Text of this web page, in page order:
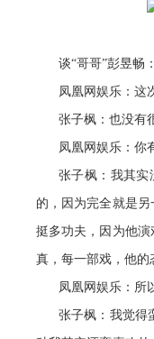
谈“哥哥”彭昱畅
凤凰网娱乐：这
张子枫：也没有
凤凰网娱乐：你
张子枫：我其实
的，因为完全就是
挺多功夫，因为他
真，每一部戏，他
凤凰网娱乐：所
张子枫：我觉得